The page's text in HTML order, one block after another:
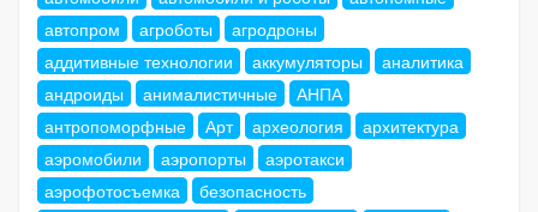
автопром
агроботы
агродроны
аддитивные технологии
аккумуляторы
аналитика
андроиды
анималистичные
АНПА
антропоморфные
Арт археология
архитектура
аэромобили
аэропорты
аэротакси
аэрофотосъемка
безопасность